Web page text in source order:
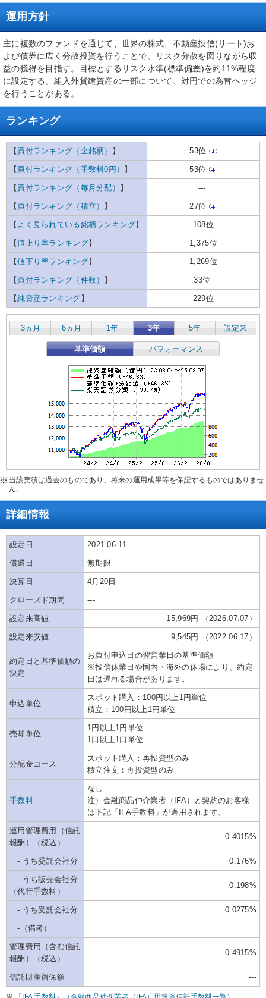
運用方針
主に複数のファンドを通じて、世界の株式、不動産投信(リート)お
よび債券に広く分散投資を行うことで、リスク分散を図りながら収
益の獲得を目指す。目標とするリスク水準(標準偏差)を約11%程度
に設定する。組入外貨建資産の一部について、対円での為替ヘッジ
を行うことがある。
ランキング
【 買付ランキング（全銘柄） 】 53位
【 買付ランキング（手数料0円） 】 53位
【 買付ランキング（毎月分配） 】 ---
【 買付ランキング（積立） 】 27位
【 よく見られている銘柄ランキング】 108位
【値上り率ランキング】 1,375位
【値下り率ランキング】 1,269位
【 買付ランキング（件数） 】 33位
【純資産ランキング 】 229位
3ヵ月 6ヵ月 1年 3年 5年 設定来
基準価額 パフォーマンス
当該実績は過去のものであり、将来の運用成果等を保証するものではありませ
ん。
詳細情報
設定日 2021.06.11
償還日 無期限
決算日 4月20日
クローズド期間 ---
設定来高値 15,969円 （2026.07.07）
設定来安値 9,545円 （2022.06.17）
約定日と基準価額の
決定
お買付申込日の翌営業日の基準価額
※投信休業日や国内・海外の休場により、約定
日は遅れる場合があります。
申込単位
スポット購入：100円以上1円単位
積立：100円以上1円単位
売却単位
1円以上1円単位
1口以上1口単位
分配金コース
スポット購入：再投資型のみ
積立注文：再投資型のみ
手数料
なし
注）金融商品仲介業者（IFA）と契約のお客様
は下記「IFA手数料」が適用されます。
運用管理費用（信託
報酬）（税込）
0.4015%
- うち委託会社分 0.176%
- うち販売会社分
（代行手数料）
0.198%
- うち受託会社分 0.0275%
-（備考）
管理費用（含む信託
報酬）（税込）
0.4915%
信託財産留保額 ---